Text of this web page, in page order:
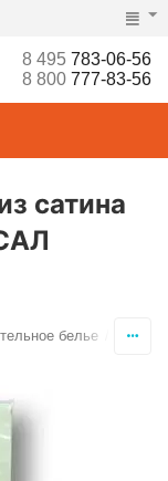
8 495783-06-56
8 800777-83-56
сатина
белье